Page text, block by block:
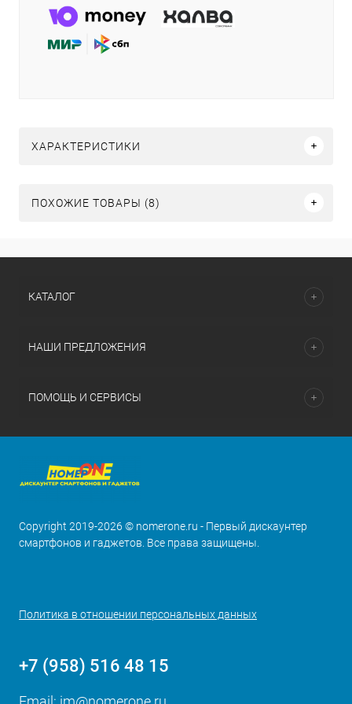
ХАРАКТЕРИСТИКИ
ПОХОЖИЕ ТОВАРЫ (8)
КАТАЛОГ
НАШИ ПРЕДЛОЖЕНИЯ
ПОМОЩЬ И СЕРВИСЫ
Copyright 2019-2026 © nomerone.ru - Первый дискаунтер
смартфонов и гаджетов. Все права защищены.
Политика в отношении персональных данных
+7 (958) 516 48 15